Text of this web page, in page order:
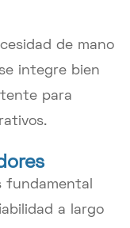
de mano
integre bien
para
fundamental
a largo